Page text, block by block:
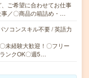
ご希望に合わせてお仕事
事／〇商品の箱詰め・…
ソコンスキル不要 / 英語力
未経験大歓迎！〇フリー
ンクOK〇週5…